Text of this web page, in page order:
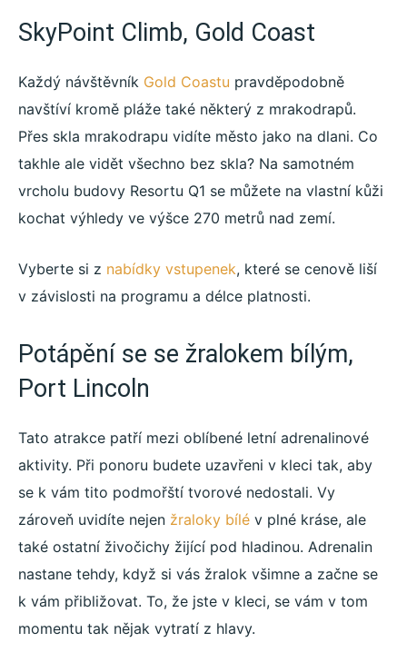
SkyPoint Climb, Gold Coast
Každý návštěvník Gold Coastu pravděpodobně
navštíví kromě pláže také některý z mrakodrapů.
Přes skla mrakodrapu vidíte město jako na dlani. Co
takhle ale vidět všechno bez skla? Na samotném
vrcholu budovy Resortu Q1 se můžete na vlastní kůži
kochat výhledy ve výšce 270 metrů nad zemí.
Vyberte si z nabídky vstupenek, které se cenově liší
v závislosti na programu a délce platnosti.
Potápění se se žralokem bílým,
Port Lincoln
Tato atrakce patří mezi oblíbené letní adrenalinové
aktivity. Při ponoru budete uzavřeni v kleci tak, aby
se k vám tito podmořští tvorové nedostali. Vy
zároveň uvidíte nejen žraloky bílé v plné kráse, ale
také ostatní živočichy žijící pod hladinou. Adrenalin
nastane tehdy, když si vás žralok všimne a začne se
k vám přibližovat. To, že jste v kleci, se vám v tom
momentu tak nějak vytratí z hlavy.